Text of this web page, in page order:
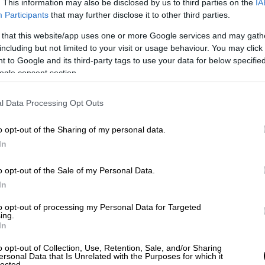
This information may also be disclosed by us to third parties on the
Participants that may further disclose it to other third parties.
that this website/app uses one or more Google services and may
but not limited to your visit or usage behaviour. You may
to Google and its third-party tags to use your data for below
consent section.
Data Processing Opt Outs
opt-out of the Sharing of my personal data.
opt-out of the Sale of my Personal Data.
opt-out of processing my Personal Data for Targeted
opt-out of Collection, Use, Retention, Sale, and/or Sharing
Data that Is Unrelated with the Purposes for which it
Κόσμος|28.05.2026 22:36
Βίντεο ντοκουμέντο από την
επίθεση με μαχαίρι στην Ελβετία -
Δεσμούς με τον ISIS είχε ο
δράστης
Τι αναφέρουν οι νέες πληροφορίες
Πόλο: Νίκη του Ολυμπιακού στην
έδρα του Παναθηναϊκού και πιο